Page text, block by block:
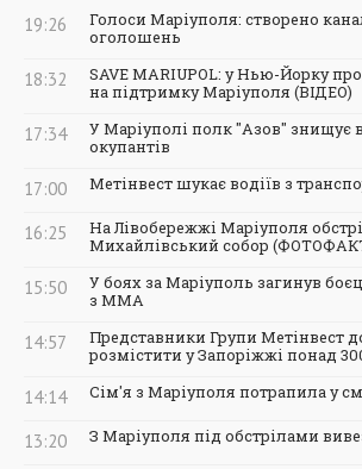
19:26
Голоси Маріуполя: створено
оголошень
18:32
SAVE MARIUPOL: у Нью-Йорку
на підтримку Маріуполя (ВІДЕО)
17:34
У Маріуполі полк "Азов" знищує
окупантів
17:00 Метінвест шукає водіїв з
16:25
На Лівобережжі Маріуполя
Михайлівський собор
15:50
У боях за Маріуполь загинув
з ММА
14:57
Представники Групи Метінвест
розмістити у Запоріжжі понад
14:14 Сім'я з Маріуполя потрапила у
13:20 З Маріуполя під обстрілами